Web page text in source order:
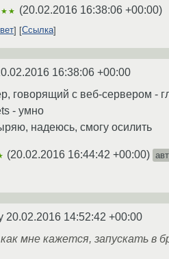
(20.02.2016 16:38:06 +00:00)
Ссылка
16:38:06 +00:00
говорящий с веб-сервером -
- умно
надеюсь, смогу осилить
(20.02.2016 16:44:42 +00:00)
20.02.2016 14:52:42 +00:00
мне кажется, запускать в